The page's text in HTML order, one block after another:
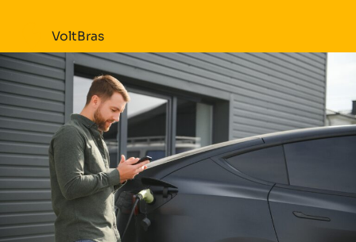
VoltBras